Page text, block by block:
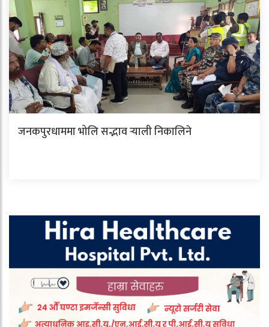
जनकपुरधाममा भोलि सद्भाव र्‍याली निकालिने